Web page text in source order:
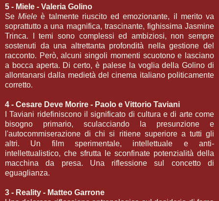
5 - Miele - Valeria Golino
SeMieleè talmente riuscito ed emozionante, il merito va
soprattutto a una magnifica, trascinante, fighissima Jasmine
Trinca. I temi sono complessi ed ambiziosi, non sempre
sostenuti da una altrettanta profondità nella gestione del
racconto. Però, alcuni singoli momenti scuotono e lasciano
a bocca aperta. Di certo, è palese la voglia della Golino di
allontanarsi dalla medietà del cinema italiano politicamente
corretto.
4 - Cesare Deve Morire - Paolo e Vittorio Taviani
I Taviani ridefiniscono il significato di cultura e di arte come
bisogno primario, sculacciando la presunzione e
l'autocommiserazione di chi si ritiene superiore a tutti gli
altri. Un film sperimentale, intellettuale e anti-
intellettualistico, che sfrutta le sconfinate potenzialità della
macchina da presa. Una riflessione sul concetto di
eguaglianza.
3 - Reality - Matteo Garrone